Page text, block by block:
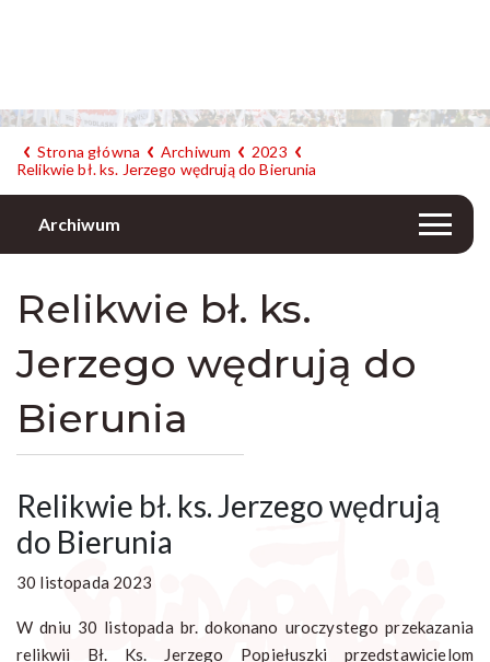
Strona główna Archiwum
2023
Relikwie bł. ks. Jerzego wędrują do Bierunia
Archiwum
Relikwie bł. ks.
Jerzego wędrują do
Bierunia
Relikwie bł. ks. Jerzego wędrują
do Bierunia
30 listopada 2023
W dniu 30 listopada br. dokonano uroczystego przekazania
relikwii Bł. Ks. Jerzego Popiełuszki przedstawicielom